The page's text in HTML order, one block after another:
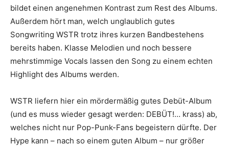
bildet einen angenehmen Kontrast zum Rest des Albums.
Außerdem hört man, welch unglaublich gutes
Songwriting WSTR trotz ihres kurzen Bandbestehens
bereits haben. Klasse Melodien und noch bessere
mehrstimmige Vocals lassen den Song zu einem echten
Highlight des Albums werden.
WSTR liefern hier ein mördermäßig gutes Debüt-Album
(und es muss wieder gesagt werden: DEBÜT!… krass) ab,
welches nicht nur Pop-Punk-Fans begeistern dürfte. Der
Hype kann – nach so einem guten Album – nur größer